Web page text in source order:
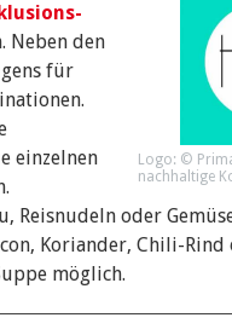
Logo: ©
nachhaltige
Neben den
für
einzelnen
Reisnudeln oder
Koriander, Chili-Rind
möglich.